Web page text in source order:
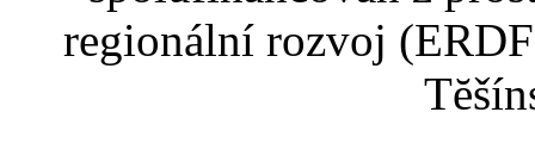
regionální rozvoj